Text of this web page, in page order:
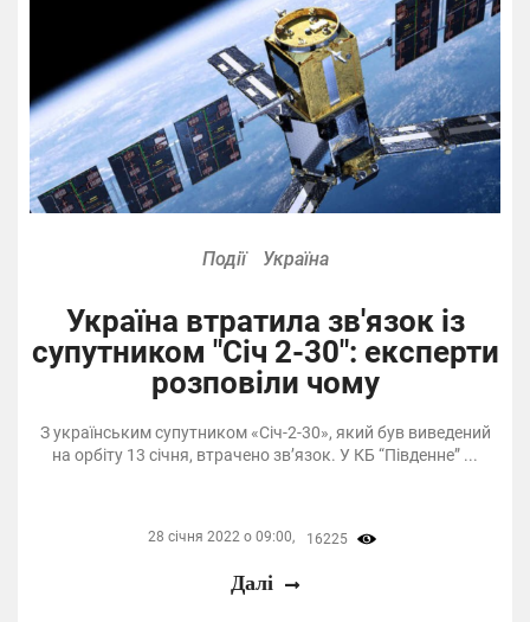
Події Україна
Україна втратила зв'язок із
супутником "Січ 2-30": експерти
розповіли чому
З українським супутником «Січ-2-30», який був виведений
на орбіту 13 січня, втрачено зв’язок. У КБ “Південне” ...
28 січня 2022 о 09:00, 16225
Далі